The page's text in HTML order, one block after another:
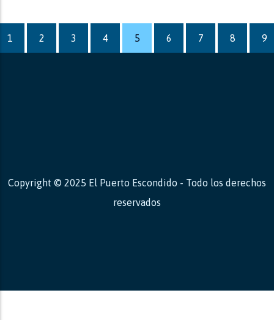
1 2 3 4 5 6 7 8 9
Copyright © 2025 El Puerto Escondido - Todo los derechos
reservados